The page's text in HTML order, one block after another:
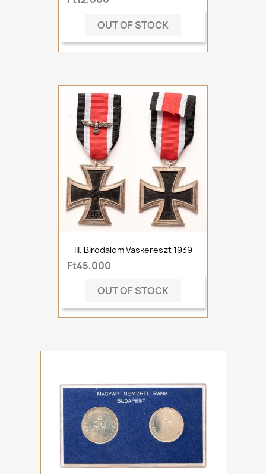
OUT OF STOCK
III. Birodalom Vaskereszt 1939
Ft45,000
OUT OF STOCK